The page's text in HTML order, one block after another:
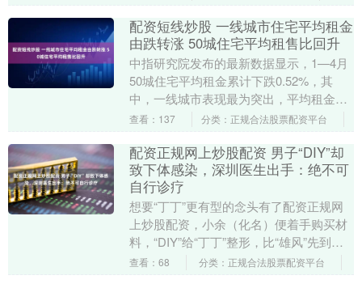
配资短线炒股 一线城市住宅平均租金
由跌转涨 50城住宅平均租售比回升
中指研究院发布的最新数据显示，1—4月
50城住宅平均租金累计下跌0.52%，其
中，一线城市表现最为突出，平均租金由
跌转涨，累计上涨0.05%，租金韧性凸
查看：137 分类：正规合法股票配资平台
配资正规网上炒股配资 男子“DIY”却
致下体感染，深圳医生出手：绝不可
自行诊疗
想要“丁丁”更有型的念头有了配资正规网
上炒股配资，小余（化名）便着手购买材
料，“DIY”给“丁丁”整形，比“雄风”先到
的，是脓肿得像萝卜一样的“丁丁”。当
查看：68 分类：正规合法股票配资平台